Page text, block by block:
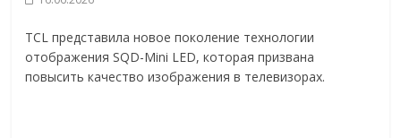
TCL представила новое поколение технологии
отображения SQD-Mini LED, которая призвана
повысить качество изображения в телевизорах.